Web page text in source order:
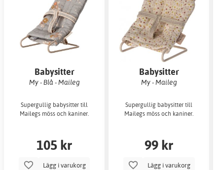
Babysitter
My - Blå - Maileg
Supergullig babysitter till
Mailegs möss och kaniner.
105 kr
Lägg i varukorg
Babysitter
My - Maileg
Supergullig babysitter till
Mailegs möss och kaniner.
99 kr
Lägg i varukorg